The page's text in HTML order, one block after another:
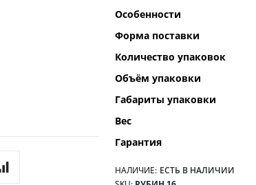
Особенности
Форма поставки
Количество упаковок
Объём упаковки
Габариты упаковки
Вес
Гарантия
НАЛИЧИЕ: ЕСТЬ В НАЛИЧИИ